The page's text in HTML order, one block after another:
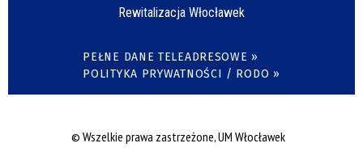
Rewitalizacja Włocławek
PEŁNE DANE TELEADRESOWE »
POLITYKA PRYWATNOŚCI / RODO »
© Wszelkie prawa zastrzeżone, UM Włocławek